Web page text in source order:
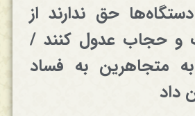
حق ندارند از
و حجاب عدول کنند /
متجاهرین به فساد
داد